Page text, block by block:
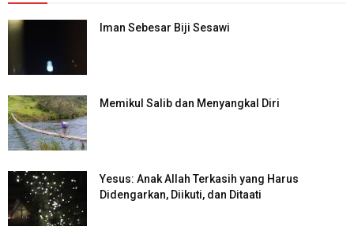
Iman Sebesar Biji Sesawi
Memikul Salib dan Menyangkal Diri
Yesus: Anak Allah Terkasih yang Harus
Didengarkan, Diikuti, dan Ditaati